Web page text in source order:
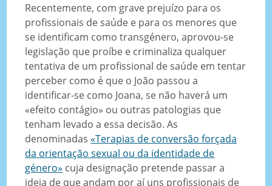
Recentemente, com grave prejuízo para os
profissionais de saúde e para os menores que
se identificam como transgénero, aprovou-se
legislação que proíbe e criminaliza qualquer
tentativa de um profissional de saúde em tentar
perceber como é que o João passou a
identificar-se como Joana, se não haverá um
«efeito contágio» ou outras patologias que
tenham levado a essa decisão. As
denominadas«Terapias de conversão forçada
da orientação sexual ou da identidade de
género» cuja designação pretende passar a
ideia de que andam por aí uns profissionais de